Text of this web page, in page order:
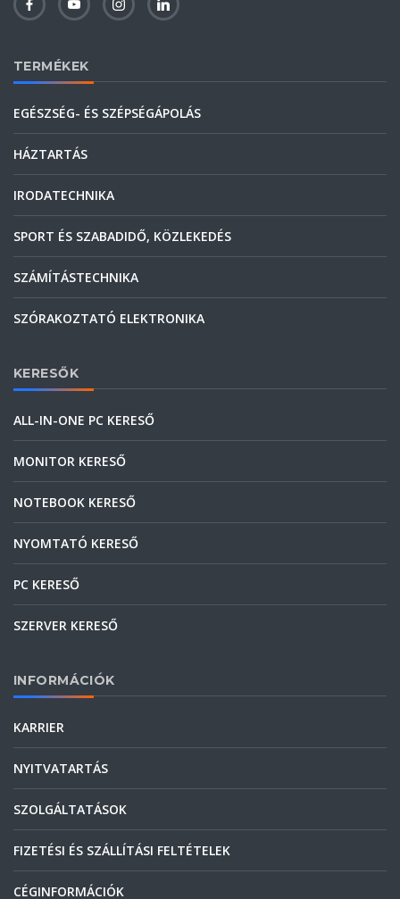
TERMÉKEK
EGÉSZSÉG- ÉS SZÉPSÉGÁPOLÁS
HÁZTARTÁS
IRODATECHNIKA
SPORT ÉS SZABADIDŐ, KÖZLEKEDÉS
SZÁMÍTÁSTECHNIKA
SZÓRAKOZTATÓ ELEKTRONIKA
KERESŐK
ALL-IN-ONE PC KERESŐ
MONITOR KERESŐ
NOTEBOOK KERESŐ
NYOMTATÓ KERESŐ
PC KERESŐ
SZERVER KERESŐ
INFORMÁCIÓK
KARRIER
NYITVATARTÁS
SZOLGÁLTATÁSOK
FIZETÉSI ÉS SZÁLLÍTÁSI FELTÉTELEK
CÉGINFORMÁCIÓK